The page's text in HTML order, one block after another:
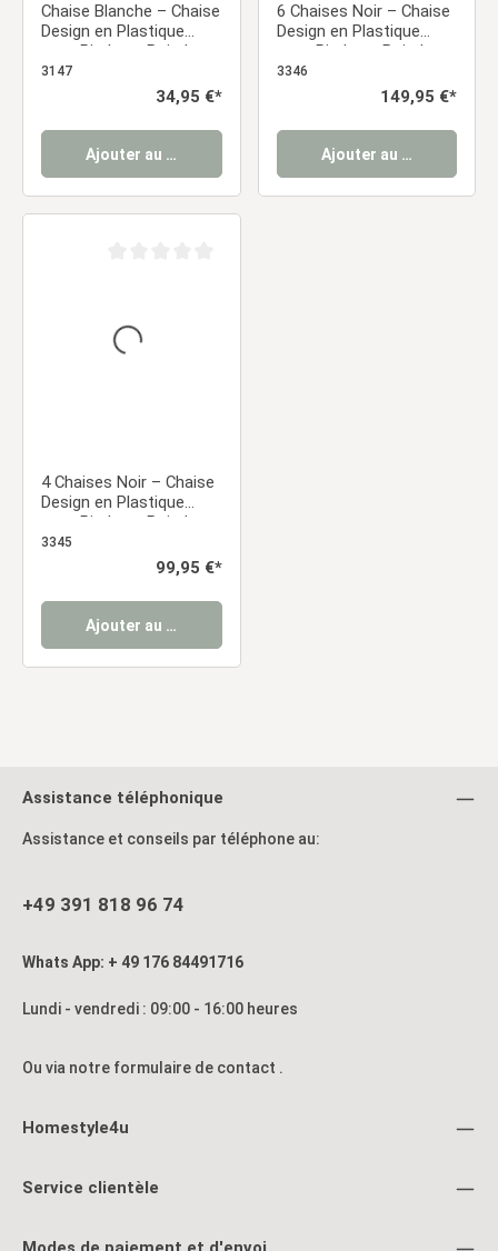
Chaise Blanche – Chaise
Design en Plastique
avec Pieds en Bois |
Chaise de Salle à
Manger Moderne
3147
Prix régulier :
34,95 €*
Ajouter au panier
6 Chaises Noir – Chaise
Design en Plastique
avec Pieds en Bois |
Chaises de Salle à
Manger Moderne
3346
Prix régulier :
149,95 €*
Ajouter au panier
4 Chaises Noir – Chaise
Design en Plastique
avec Pieds en Bois |
Chaises de Salle à
Manger Moderne
3345
Prix régulier :
99,95 €*
Ajouter au panier
Assistance téléphonique
Assistance et conseils par téléphone au:
+49 391 818 96 74
Whats App: + 49 176 84491716
Lundi - vendredi : 09:00 - 16:00 heures
Ou via notre formulaire de contact .
Homestyle4u
Service clientèle